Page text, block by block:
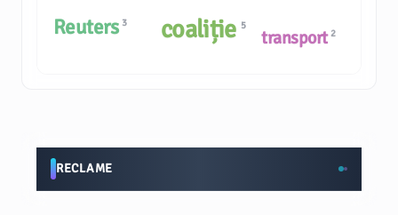
Reuters 3
transport 2
coaliție 5
RECLAME